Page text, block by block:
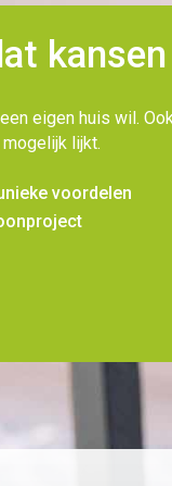
eigen huis wil.
lijkt.
voordelen